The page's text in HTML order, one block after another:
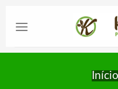
Início